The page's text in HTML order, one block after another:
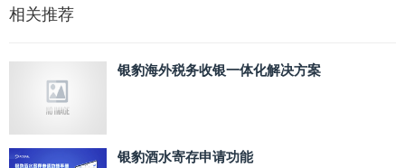
相关推荐
银豹海外税务收银一体化解决方案
银豹酒水寄存申请功能